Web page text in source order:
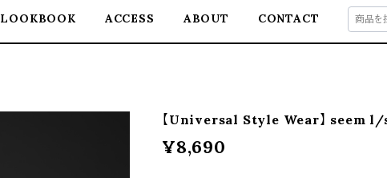
LOOKBOOK ACCESS ABOUT CONTACT
【Universal Style Wear】
¥8,690